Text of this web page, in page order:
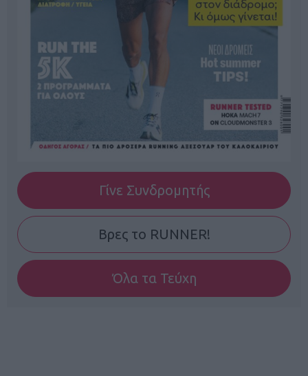
Γίνε Συνδρομητής
Βρες το RUNNER!
Όλα τα Τεύχη